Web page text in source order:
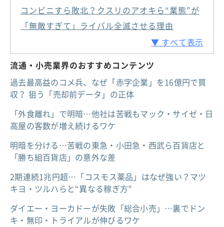
コンビニすら敗北？クスリのアオキら“業態”が
「無敵すぎて」ライバル全滅させる理由
▼ すべて表示
流通・小売業界のおすすめコンテンツ
過去最高益のコメ兵、なぜ「赤字企業」を16億円で買
収？ 狙う「売却前データ」の正体
「外食離れ」で明暗…他社は苦戦もマック・サイゼ・日
高屋の客数が増え続けるワケ
明暗を分ける…苦戦の東急・小田急・西武ら百貨店と
「勝ち組百貨店」の意外な差
2期連続1兆円超…「コスモス薬品」はなぜ強い？マツ
キヨ・ツルハらと“異なる稼ぎ方”
ダイエー・ヨーカドーが失敗「総合小売」…裏でドン
キ・無印・トライアルが伸びるワケ